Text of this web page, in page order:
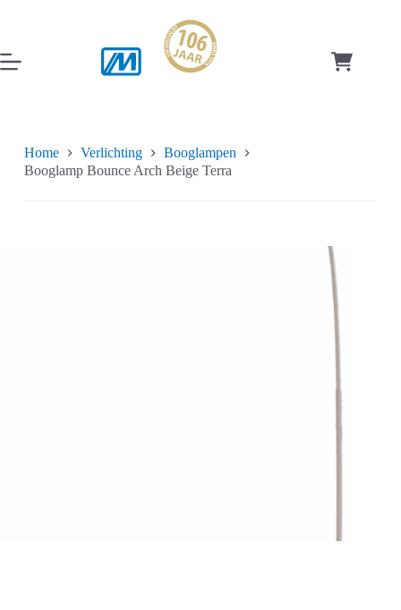
inhoud
Home Verlichting
Booglampen
Booglamp Bounce Arch Beige Terra